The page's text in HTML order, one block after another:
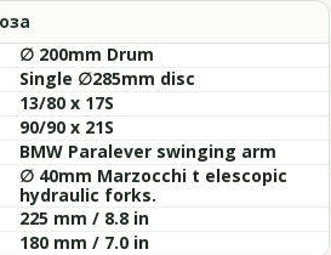
∅ 200mm Drum
Single ∅285mm disc
13/80 x 17S
90/90 x 21S
BMW Paralever swinging arm
∅ 40mm Marzocchi t elescopic
hydraulic forks.
225 mm / 8.8 in
180 mm / 7.0 in